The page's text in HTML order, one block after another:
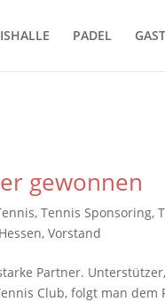
PADEL
gewonnen
,Tennis Sponsoring,
,Vorstand
Partner.
Club, folgt man dem